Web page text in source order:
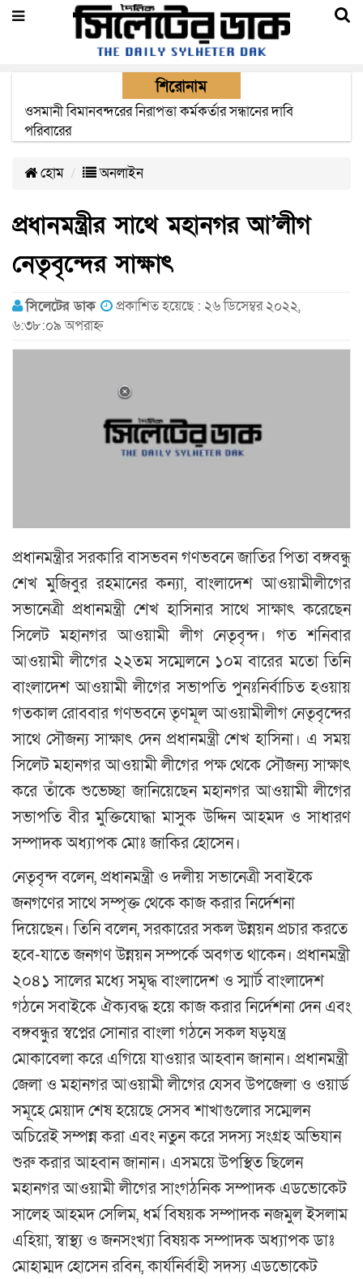
শিরোনাম
এক মাসের মধ্যে সিলেট-জাফলং রেললাইন নির্মাণ প্রকল্পের কাজ
দৃশ্যমান হবে- শ্রম মন্ত্রী
হোম অনলাইন
প্রধানমন্ত্রীর সাথে মহানগর আ’লীগ
নেতৃবৃন্দের সাক্ষাৎ
সিলেটের ডাক
প্রকাশিত হয়েছে : ২৬ ডিসেম্বর ২০২২,
৬:৩৮:০৯ অপরাহ্ন
প্রধানমন্ত্রীর সরকারি বাসভবন গণভবনে জাতির পিতা বঙ্গবন্ধু
শেখ মুজিবুর রহমানের কন্যা, বাংলাদেশ আওয়ামীলীগের
সভানেত্রী প্রধানমন্ত্রী শেখ হাসিনার সাথে সাক্ষাৎ করেছেন
সিলেট মহানগর আওয়ামী লীগ নেতৃবৃন্দ। গত শনিবার
আওয়ামী লীগের ২২তম সম্মেলনে ১০ম বারের মতো তিনি
বাংলাদেশ আওয়ামী লীগের সভাপতি পুনঃনির্বাচিত হওয়ায়
গতকাল রোববার গণভবনে তৃণমূল আওয়ামীলীগ নেতৃবৃন্দের
সাথে সৌজন্য সাক্ষাৎ দেন প্রধানমন্ত্রী শেখ হাসিনা। এ সময়
সিলেট মহানগর আওয়ামী লীগের পক্ষ থেকে সৌজন্য সাক্ষাৎ
করে তাঁকে শুভেচ্ছা জানিয়েছেন মহানগর আওয়ামী লীগের
সভাপতি বীর মুক্তিযোদ্ধা মাসুক উদ্দিন আহমদ ও সাধারণ
সম্পাদক অধ্যাপক মোঃ জাকির হোসেন।
নেতৃবৃন্দ বলেন, প্রধানমন্ত্রী ও দলীয় সভানেত্রী সবাইকে
জনগণের সাথে সম্পৃক্ত থেকে কাজ করার নির্দেশনা
দিয়েছেন। তিনি বলেন, সরকারের সকল উন্নয়ন প্রচার করতে
হবে-যাতে জনগণ উন্নয়ন সম্পর্কে অবগত থাকেন। প্রধানমন্ত্রী
২০৪১ সালের মধ্যে সমৃদ্ধ বাংলাদেশ ও স্মার্ট বাংলাদেশ
গঠনে সবাইকে ঐক্যবদ্ধ হয়ে কাজ করার নির্দেশনা দেন এবং
বঙ্গবন্ধুর স্বপ্নের সোনার বাংলা গঠনে সকল ষড়যন্ত্র
মোকাবেলা করে এগিয়ে যাওয়ার আহবান জানান। প্রধানমন্ত্রী
জেলা ও মহানগর আওয়ামী লীগের যেসব উপজেলা ও ওয়ার্ড
সমূহে মেয়াদ শেষ হয়েছে সেসব শাখাগুলোর সম্মেলন
অচিরেই সম্পন্ন করা এবং নতুন করে সদস্য সংগ্রহ অভিযান
শুরু করার আহবান জানান। এসময়ে উপস্থিত ছিলেন
মহানগর আওয়ামী লীগের সাংগঠনিক সম্পাদক এডভোকেট
সালেহ আহমদ সেলিম, ধর্ম বিষয়ক সম্পাদক নজমুল ইসলাম
এহিয়া, স্বাস্থ্য ও জনসংখ্যা বিষয়ক সম্পাদক অধ্যাপক ডাঃ
মোহাম্মদ হোসেন রবিন, কার্যনির্বাহী সদস্য এডভোকেট